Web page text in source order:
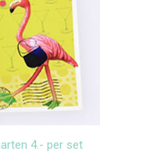
4.- per set